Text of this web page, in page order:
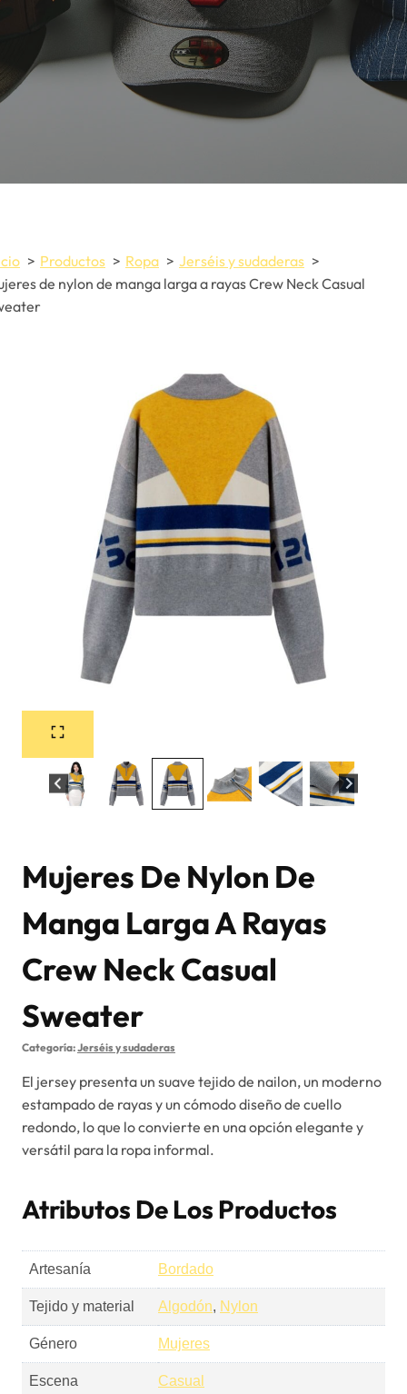
Productos Ropa
Jerséis y sudaderas
de nylon de manga larga a rayas Crew Neck Casual
Mujeres De Nylon De
Manga Larga A Rayas
Crew Neck Casual
Sweater
Categoría:Jerséis y sudaderas
El jersey presenta un suave tejido de nailon, un moderno
estampado de rayas y un cómodo diseño de cuello
redondo, lo que lo convierte en una opción elegante y
versátil para la ropa informal.
Atributos De Los Productos
Artesanía Bordado
Tejido y material Algodón, Nylon
Género Mujeres
Escena Casual